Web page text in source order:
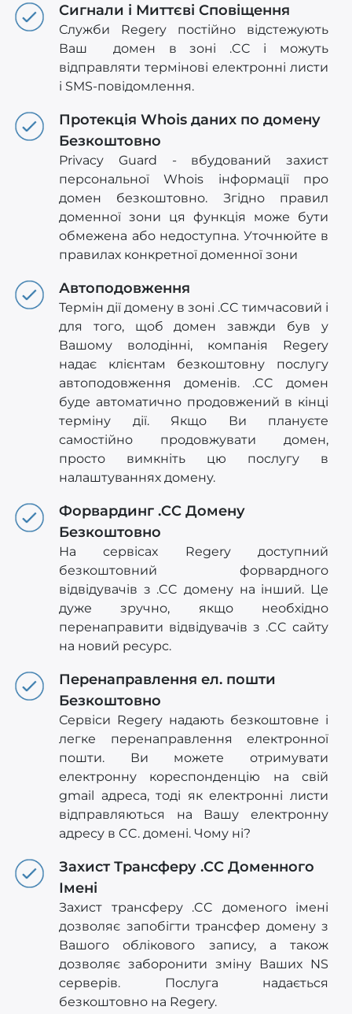
Сигнали і Миттєві Сповіщення
Служби Regery постійно відстежують
Ваш домен в зоні .CC і можуть
відправляти термінові електронні листи
і SMS-повідомлення.
Протекція Whois даних по домену
Безкоштовно
Privacy Guard - вбудований захист
персональної Whois інформації про
домен безкоштовно. Згідно правил
доменної зони ця функція може бути
обмежена або недоступна. Уточнюйте в
правилах конкретної доменної зони
Автоподовження
Термін дії домену в зоні .CC тимчасовий і
для того, щоб домен завжди був у
Вашому володінні, компанія Regery
надає клієнтам безкоштовну послугу
автоподовження доменів. .CC домен
буде автоматично продовжений в кінці
терміну дії. Якщо Ви плануєте
самостійно продовжувати домен,
просто вимкніть цю послугу в
налаштуваннях домену.
Форвардинг .CC Домену
Безкоштовно
На сервісах Regery доступний
безкоштовний форвардного
відвідувачів з .CC домену на інший. Це
дуже зручно, якщо необхідно
перенаправити відвідувачів з .CC сайту
на новий ресурс.
Перенаправлення ел. пошти
Безкоштовно
Сервіси Regery надають безкоштовне і
легке перенаправлення електронної
пошти. Ви можете отримувати
електронну кореспонденцію на свій
gmail адреса, тоді як електронні листи
відправляються на Вашу електронну
адресу в CC. домені. Чому ні?
Захист Трансферу .CC Доменного
Імені
Захист трансферу .CC доменого імені
дозволяє запобігти трансфер домену з
Вашого облікового запису, а також
дозволяє заборонити зміну Ваших NS
серверів. Послуга надається
безкоштовно на Regery.